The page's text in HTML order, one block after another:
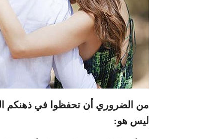
من الضروري أن تحفظوا في ذهنكم
ليس هو: